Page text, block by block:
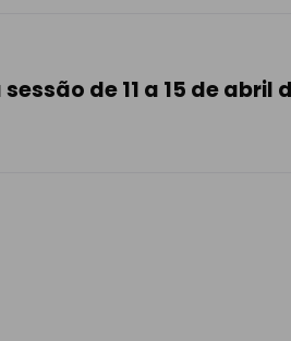
de 11 a 15 de abril